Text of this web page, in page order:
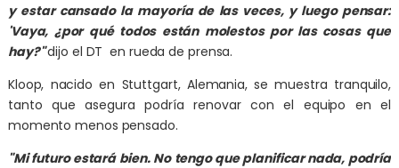
y estar cansado la mayoría de las veces, y luego pensar:
'Vaya, ¿por qué todos están molestos por las cosas que
hay?"dijo el DT en rueda de prensa.
Kloop, nacido en Stuttgart, Alemania, se muestra tranquilo,
tanto que asegura podría renovar con el equipo en el
momento menos pensado.
"Mi futuro estará bien. No tengo que planificar nada, podría